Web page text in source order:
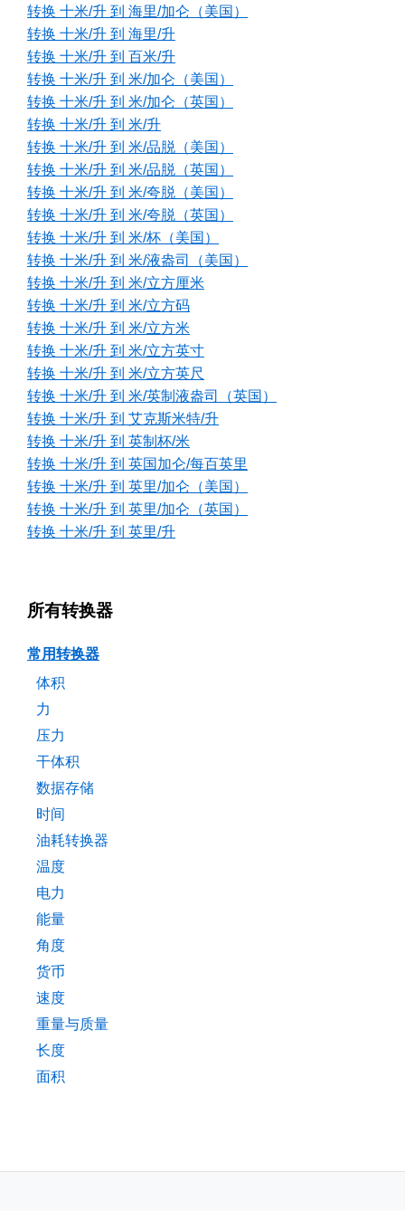
转换 十米/升 到 海里/加仑（美国）
转换 十米/升 到 海里/升
转换 十米/升 到 百米/升
转换 十米/升 到 米/加仑（美国）
转换 十米/升 到 米/加仑（英国）
转换 十米/升 到 米/升
转换 十米/升 到 米/品脱（美国）
转换 十米/升 到 米/品脱（英国）
转换 十米/升 到 米/夸脱（美国）
转换 十米/升 到 米/夸脱（英国）
转换 十米/升 到 米/杯（美国）
转换 十米/升 到 米/液盎司（美国）
转换 十米/升 到 米/立方厘米
转换 十米/升 到 米/立方码
转换 十米/升 到 米/立方米
转换 十米/升 到 米/立方英寸
转换 十米/升 到 米/立方英尺
转换 十米/升 到 米/英制液盎司（英国）
转换 十米/升 到 艾克斯米特/升
转换 十米/升 到 英制杯/米
转换 十米/升 到 英国加仑/每百英里
转换 十米/升 到 英里/加仑（美国）
转换 十米/升 到 英里/加仑（英国）
转换 十米/升 到 英里/升
所有转换器
常用转换器
体积
力
压力
干体积
数据存储
时间
油耗转换器
温度
电力
能量
角度
货币
速度
重量与质量
长度
面积